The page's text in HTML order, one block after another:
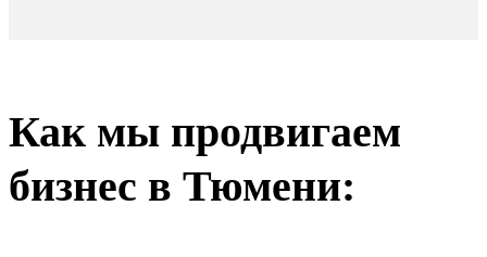
Как мы продвигаем
бизнес в Тюмени: